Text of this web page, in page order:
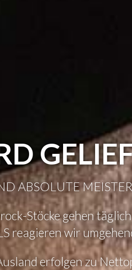
ABSOLUTE
Stöcke gehen
reagieren wir
erfolgen zu